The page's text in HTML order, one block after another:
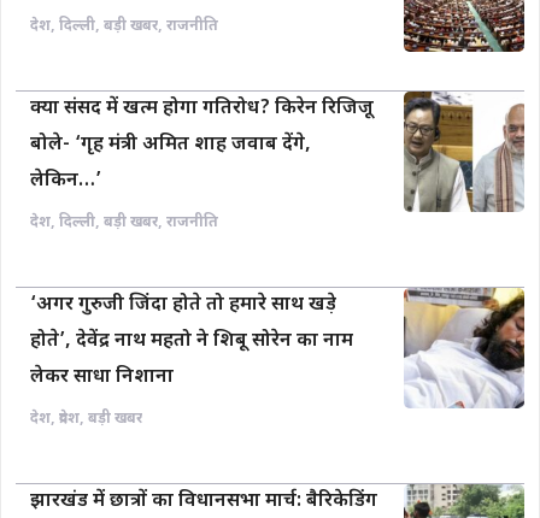
देश, दिल्ली, बड़ी खबर, राजनीति
क्या संसद में खत्म होगा गतिरोध? किरेन रिजिजू
बोले- ‘गृह मंत्री अमित शाह जवाब देंगे,
लेकिन…’
देश, दिल्ली, बड़ी खबर, राजनीति
‘अगर गुरुजी जिंदा होते तो हमारे साथ खड़े
होते’, देवेंद्र नाथ महतो ने शिबू सोरेन का नाम
लेकर साधा निशाना
देश, प्रदेश, बड़ी खबर
झारखंड में छात्रों का विधानसभा मार्च: बैरिकेडिंग